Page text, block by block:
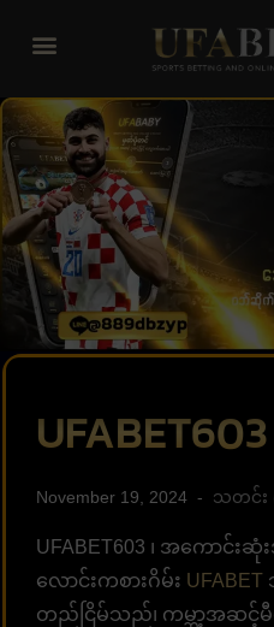
UFABET603
November 19, 2024 သတင်း
UFABET603 ၊ အကောင်း
လောင်းကစားဂိမ်း UFABET
တည်ငြိမ်သည်၊ ကမ္ဘာ့အဆင့်မီ